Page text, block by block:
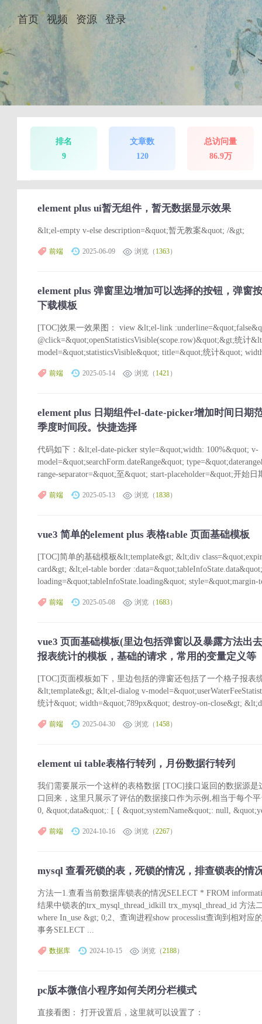
首页 视频 资源 登录
排名
9
文章数
120
总访问量
86.9万
element plus ui暂无组件，暂无数据显示效果
&lt;el-empty v-else description=&quot;暂无教案&quot; /&gt;
前端 2025-06-09 浏览（ 1363）
element plus 弹窗里边增加可以选择的按钮，弹窗
下载模板
[TOC]效果一效果图： view &lt;el-link
@click=&quot;openStatisticsVisible(scope.row)&quot;&gt;统计
model=&quot;statisticsVisible&quot; title=&quot;统计&quot;
前端 2025-05-14 浏览（ 1421）
element plus 日期组件el-date-picker增加时间日期
季度时间段。快捷选择
代码如下：&lt;el-date-picker style=&quot;width: 100%&quot; v-
model=&quot;searchForm.dateRange&quot;
range-separator=&quot;至&quot; start-placeholder=&quot;开始
前端 2025-05-13 浏览（ 1838）
vue3 简单的element plus 表格table 页面基础模板
[TOC]简单的基础模板&lt;template&gt; &lt;div
card&gt; &lt;el-table border
loading=&quot;tableInfoState.loading&quot;
前端 2025-05-08 浏览（ 1683）
vue3 页面基础模板(里边包括弹窗以及暴露方法出
报表统计的模板，基础的请求，常用的变量定义等
[TOC]页面模板如下，里边包括的弹窗还包括了一个格子报表
&lt;template&gt; &lt;el-dialog v-
统计&quot; width=&quot;789px&quot; destroy-on-close&gt;
前端 2025-04-30 浏览（ 1458）
element ui table表格行转列，月份数据行转列
我们需要展示一个这样的表格数据 [TOC]接口返回的数据源
口回来，这里只展示了评估的数据接口作为示例,相当于每个
0, &quot;data&quot;: [ { &quot;systemName&quot;: null,
前端 2024-10-16 浏览（2267）
mysql 查看死锁的表，死锁的情况，排查锁表的情
方法一1.查看当前数据库锁表的情况SELECT * FROM
结果中锁表的trx_mysql_thread_idkill trx_mysql_thread_id 方法
where In_use &gt; 0;2、查询进程show processlist查询到相对
事务SELECT ...
数据库 2024-10-15 浏览（2188）
pc版本微信小程序如何关闭分栏模式
直接看图： 打开设置后，这里就可以设置了：